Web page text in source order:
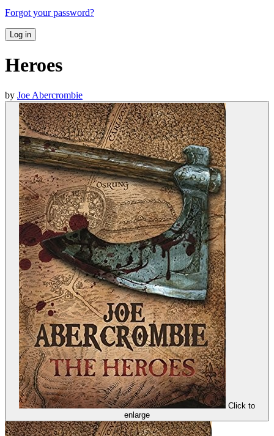
Forgot your password?
Log in
Heroes
by Joe Abercrombie
Click to
enlarge